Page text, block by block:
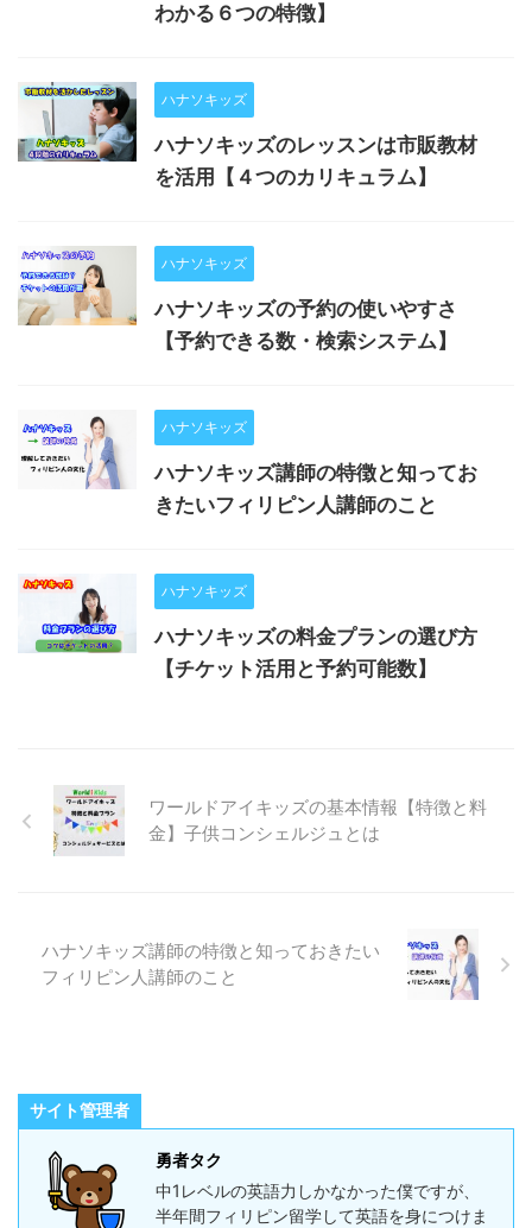
わかる６つの特徴】
ハナソキッズ
ハナソキッズのレッスンは市販教材
を活用【４つのカリキュラム】
ハナソキッズ
ハナソキッズの予約の使いやすさ
【予約できる数・検索システム】
ハナソキッズ
ハナソキッズ講師の特徴と知ってお
きたいフィリピン人講師のこと
ハナソキッズ
ハナソキッズの料金プランの選び方
【チケット活用と予約可能数】
ワールドアイキッズの基本情報【特徴と料
金】子供コンシェルジュとは
ハナソキッズ講師の特徴と知っておきたい
フィリピン人講師のこと
サイト管理者
勇者タク
中1レベルの英語力しかなかった僕ですが、
半年間フィリピン留学して英語を身につけま